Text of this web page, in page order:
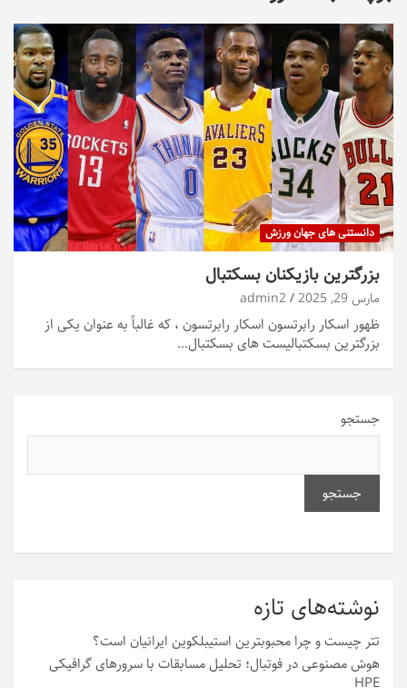
دانستنی های جهان ورزش
بزرگترین بازیکنان بسکتبال
مارس 29, 2025 admin2
ظهور اسکار رابرتسون اسکار رابرتسون ، که غالباً به عنوان یکی از
بزرگترین بسکتبالیست های بسکتبال…
جستجو
جستجو
نوشته‌های تازه
تتر چیست و چرا محبوبترین استیبلکوین ایرانیان است؟
هوش مصنوعی در فوتبال؛ تحلیل مسابقات با سرورهای گرافیکی
HPE